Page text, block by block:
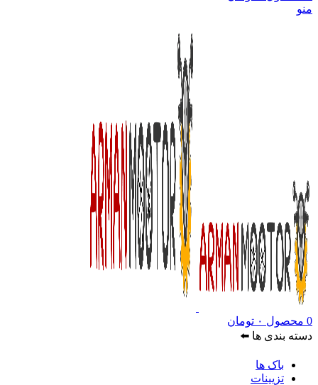
منو
0 محصول ۰ تومان
دسته بندی ها ⬅️
باک ها
تزیینات